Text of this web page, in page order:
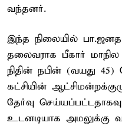
வந்தனர்.
இந்த நிலையில்
தலைவராக பீகார் மாநில
நிதின் நபின் (வயது 45)
கட்சியின்
தேர்வு
உடனடியாக அமலுக்கு